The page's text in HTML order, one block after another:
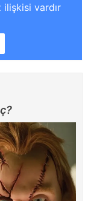
ilişkisi vardır